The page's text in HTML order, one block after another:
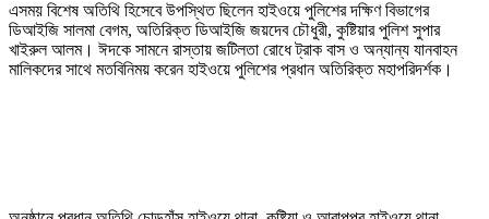
এসময় বিশেষ অতিথি হিসেবে উপস্থিত ছিলেন হাইওয়ে পুলিশের দক্ষিণ বিভাগের
ডিআইজি সালমা বেগম, অতিরিক্ত ডিআইজি জয়দেব চৌধুরী, কুষ্টিয়ার পুলিশ সুপার
খাইরুল আলম। ঈদকে সামনে রাস্তায় জটিলতা রোধে ট্রাক বাস ও অন্যান্য যানবাহন
মালিকদের সাথে মতবিনিময় করেন হাইওয়ে পুলিশের প্রধান অতিরিক্ত মহাপরিদর্শক।